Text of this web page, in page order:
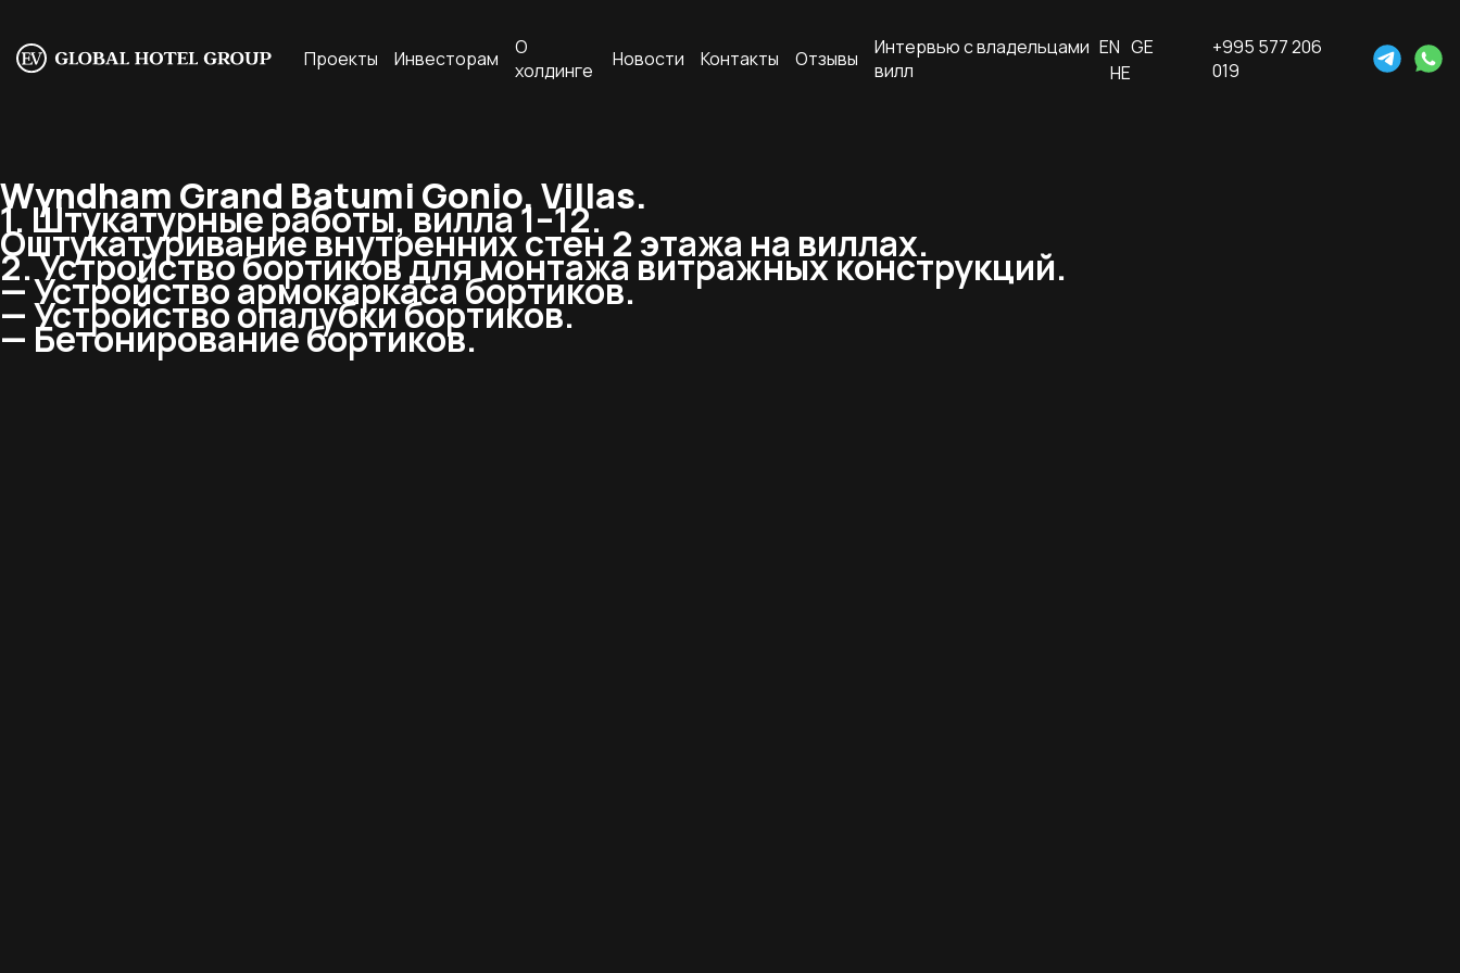
Проекты Инвесторам
О
холдинге
Новости Контакты Отзывы
Интервью с владельцами
вилл
EN GE
HE
+995 577 206
019
Wyndham Grand Batumi Gonio. Villas.
1. Штукатурные работы, вилла 1–12.
Оштукатуривание внутренних стен 2 этажа на виллах.
2. Устройство бортиков для монтажа витражных конструкций.
— Устройство армокаркаса бортиков.
— Устройство опалубки бортиков.
— Бетонирование бортиков.